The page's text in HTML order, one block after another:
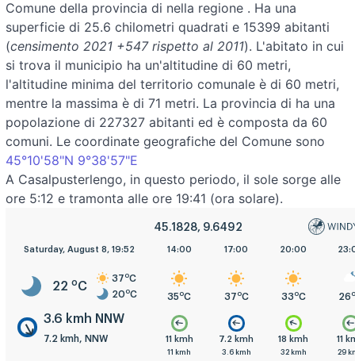
Comune della provincia di nella regione . Ha una
superficie di 25.6 chilometri quadrati e 15399 abitanti
(censimento 2021 +547 rispetto al 2011). L'abitato in cui
si trova il municipio ha un'altitudine di 60 metri,
l'altitudine minima del territorio comunale è di 60 metri,
mentre la massima è di 71 metri. La provincia di ha una
popolazione di 227327 abitanti ed è composta da 60
comuni. Le coordinate geografiche del Comune sono
45°10'58"N 9°38'57"E
A Casalpusterlengo, in questo periodo, il sole sorge alle
ore 5:12 e tramonta alle ore 19:41 (ora solare).
45.1828, 9.6492
Saturday, August 8, 19:52
22 oC
37 oC
20oC
3.6 kmh NNW
7.2 kmh, NNW
kmh
8:00
11 kmh
11:00
30oC
18 kmh
14:00
35 oC
11 kmh
11 kmh
17:00
37 oC
7.2 kmh
3.6 kmh
20:00
33 oC
18 kmh
32 kmh
26 o
11
29